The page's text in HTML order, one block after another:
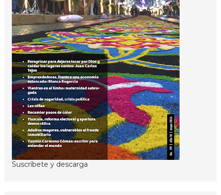
Suscríbete y descarga